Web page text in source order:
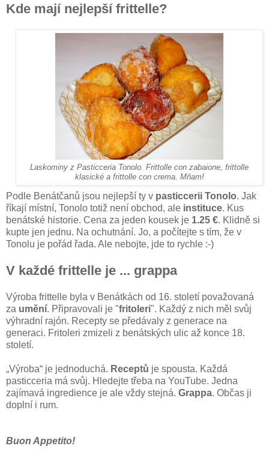
Kde mají nejlepší frittelle?
Laskominy z Pasticceria Tonolo. Frittolle con zabaione, frittolle
klasické a frittolle con crema. Mňam!
Podle Benátčanů jsou nejlepší ty v pasticcerii Tonolo. Jak
říkají místní, Tonolo totiž není obchod, ale instituce. Kus
benátské historie. Cena za jeden kousek je 1.25 €. Klidně si
kupte jen jednu. Na ochutnání. Jo, a počítejte s tím, že v
Tonolu je pořád řada. Ale nebojte, jde to rychle :-)
V každé frittelle je ... grappa
Výroba frittelle byla v Benátkách od 16. století považovaná
za umění. Připravovali je "fritoleri". Každý z nich měl svůj
výhradní rajón. Recepty se předávaly z generace na
generaci. Fritoleri zmizeli z benátských ulic až konce 18.
století.
„Výroba“ je jednoduchá. Receptů je spousta. Každá
pasticceria má svůj. Hledejte třeba na YouTube. Jedna
zajímavá ingredience je ale vždy stejná. Grappa. Občas ji
doplní i rum.
Buon Appetito!